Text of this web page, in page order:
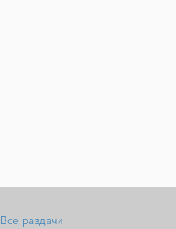
Все раздачи